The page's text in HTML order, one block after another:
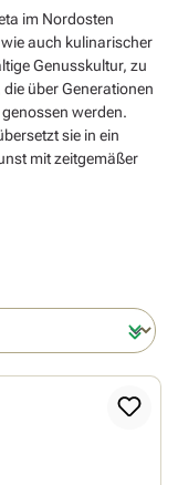
im Nordosten
auch kulinarischer
Genusskultur, zu
über Generationen
werden.
sie in ein
mit zeitgemäßer